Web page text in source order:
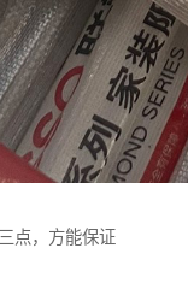
点，方能保证